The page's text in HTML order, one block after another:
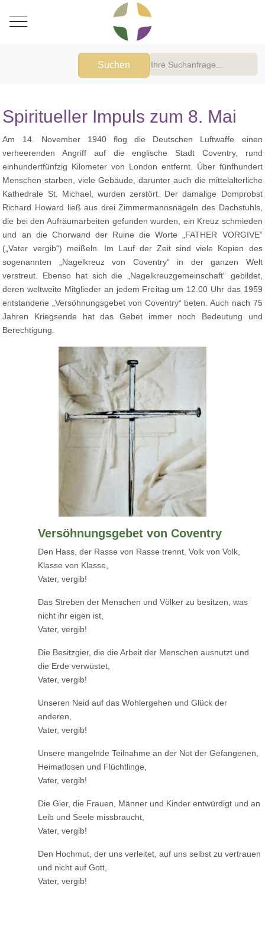
Mobile Menu Toggle
Suchen
Spiritueller Impuls zum 8. Mai
Am 14. November 1940 flog die Deutschen Luftwaffe einen
verheerenden Angriff auf die englische Stadt Coventry, rund
einhundertfünfzig Kilometer von London entfernt. Über fünfhundert
Menschen starben, viele Gebäude, darunter auch die mittelalterliche
Kathedrale St. Michael, wurden zerstört. Der damalige Domprobst
Richard Howard ließ aus drei Zimmermannsnägeln des Dachstuhls,
die bei den Aufräumarbeiten gefunden wurden, ein Kreuz schmieden
und an die Chorwand der Ruine die Worte „FATHER VORGIVE“
(„Vater vergib“) meißeln. Im Lauf der Zeit sind viele Kopien des
sogenannten „Nagelkreuz von Coventry“ in der ganzen Welt
verstreut. Ebenso hat sich die „Nagelkreuzgemeinschaft“ gebildet,
deren weltweite Mitglieder an jedem Freitag um 12.00 Uhr das 1959
entstandene „Versöhnungsgebet von Coventry“ beten. Auch nach 75
Jahren Kriegsende hat das Gebet immer noch Bedeutung und
Berechtigung.
Versöhnungsgebet von Coventry
Den Hass, der Rasse von Rasse trennt, Volk von Volk,
Klasse von Klasse,
Vater, vergib!
Das Streben der Menschen und Völker zu besitzen, was
nicht ihr eigen ist,
Vater, vergib!
Die Besitzgier, die die Arbeit der Menschen ausnutzt und
die Erde verwüstet,
Vater, vergib!
Unseren Neid auf das Wohlergehen und Glück der
anderen,
Vater, vergib!
Unsere mangelnde Teilnahme an der Not der Gefangenen,
Heimatlosen und Flüchtlinge,
Vater, vergib!
Die Gier, die Frauen, Männer und Kinder entwürdigt und an
Leib und Seele missbraucht,
Vater, vergib!
Den Hochmut, der uns verleitet, auf uns selbst zu vertrauen
und nicht auf Gott,
Vater, vergib!